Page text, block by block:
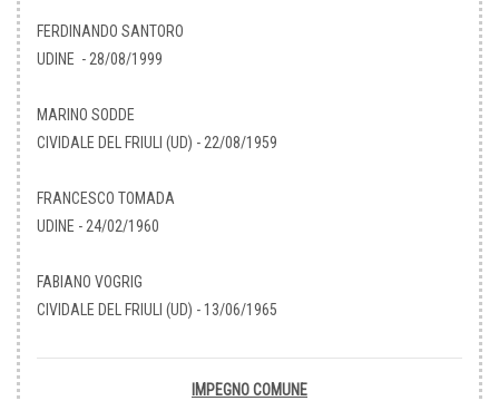
FERDINANDO SANTORO
UDINE - 28/08/1999
MARINO SODDE
CIVIDALE DEL FRIULI (UD) - 22/08/1959
FRANCESCO TOMADA
UDINE - 24/02/1960
FABIANO VOGRIG
CIVIDALE DEL FRIULI (UD) - 13/06/1965
IMPEGNO COMUNE